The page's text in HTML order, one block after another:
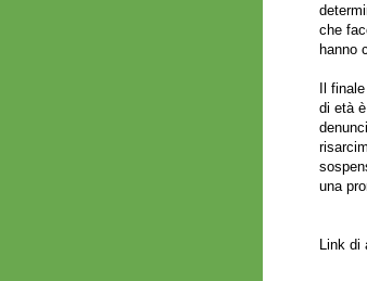
che
hanno
Il
di età
una
Link di